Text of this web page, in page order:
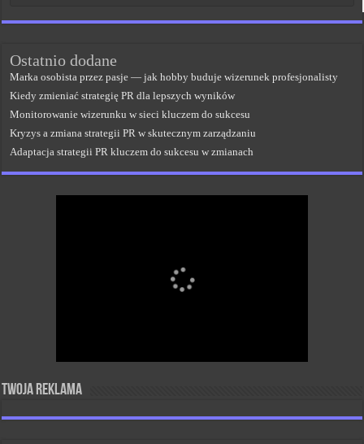
Ostatnio dodane
Marka osobista przez pasje — jak hobby buduje wizerunek profesjonalisty
Kiedy zmieniać strategię PR dla lepszych wyników
Monitorowanie wizerunku w sieci kluczem do sukcesu
Kryzys a zmiana strategii PR w skutecznym zarządzaniu
Adaptacja strategii PR kluczem do sukcesu w zmianach
Twoja reklama